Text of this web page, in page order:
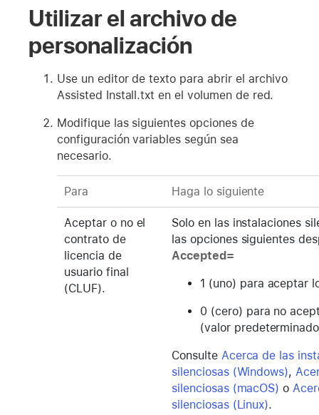
Utilizar el archivo de
personalización
Use un editor de texto para abrir el archivo
Assisted Install.txt en el volumen de red.
Modifique las siguientes opciones de
configuración variables según sea
necesario.
Para Haga lo siguiente
Aceptar o no el
contrato de
licencia de
usuario final
(CLUF).
Solo en las instalaciones
las opciones siguientes
Accepted=
1 (uno) para aceptar
0 (cero) para no
(valor
Consulte Acerca de las
silenciosas (Windows),
silenciosas (macOS) o
silenciosas (Linux).